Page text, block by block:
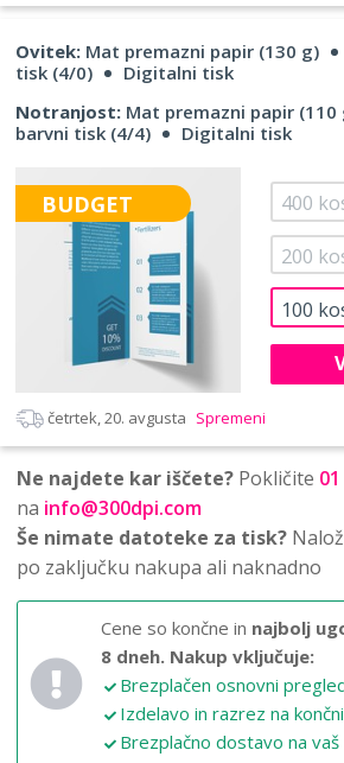
Ovitek: Mat premazni papir (130 g)
tisk (4/0)
Digitalni tisk
Notranjost: Mat premazni papir (110
barvni tisk (4/4)
Digitalni tisk
BUDGET
100
200
400
četrtek, 20. avgusta Spremeni
Ne najdete kar iščete? Pokličite
na info@300dpi.com
Še nimate datoteke za tisk?
po zaključku nakupa ali naknadno
Cene so končne in najbolj
8 dneh. Nakup vključuje:
Brezplačen osnovni
Izdelavo in razrez na
Brezplačno dostavo na vaš